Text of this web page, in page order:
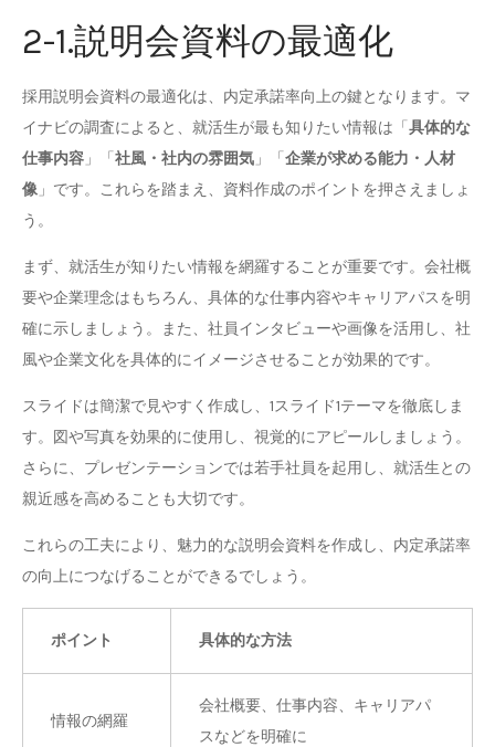
2-1.説明会資料の最適化
採用説明会資料の最適化は、内定承諾率向上の鍵となります。マ
イナビの調査によると、就活生が最も知りたい情報は「 具体的な
仕事内容 」「 社風・社内の雰囲気 」「 企業が求める能力・人材
像 」です。これらを踏まえ、資料作成のポイントを押さえましょ
う。
まず、就活生が知りたい情報を網羅することが重要です。会社概
要や企業理念はもちろん、具体的な仕事内容やキャリアパスを明
確に示しましょう。また、社員インタビューや画像を活用し、社
風や企業文化を具体的にイメージさせることが効果的です。
スライドは簡潔で見やすく作成し、1スライド1テーマを徹底しま
す。図や写真を効果的に使用し、視覚的にアピールしましょう。
さらに、プレゼンテーションでは若手社員を起用し、就活生との
親近感を高めることも大切です。
これらの工夫により、魅力的な説明会資料を作成し、内定承諾率
の向上につなげることができるでしょう。
ポイント 具体的な方法
情報の網羅
会社概要、仕事内容、キャリアパ
スなどを明確に